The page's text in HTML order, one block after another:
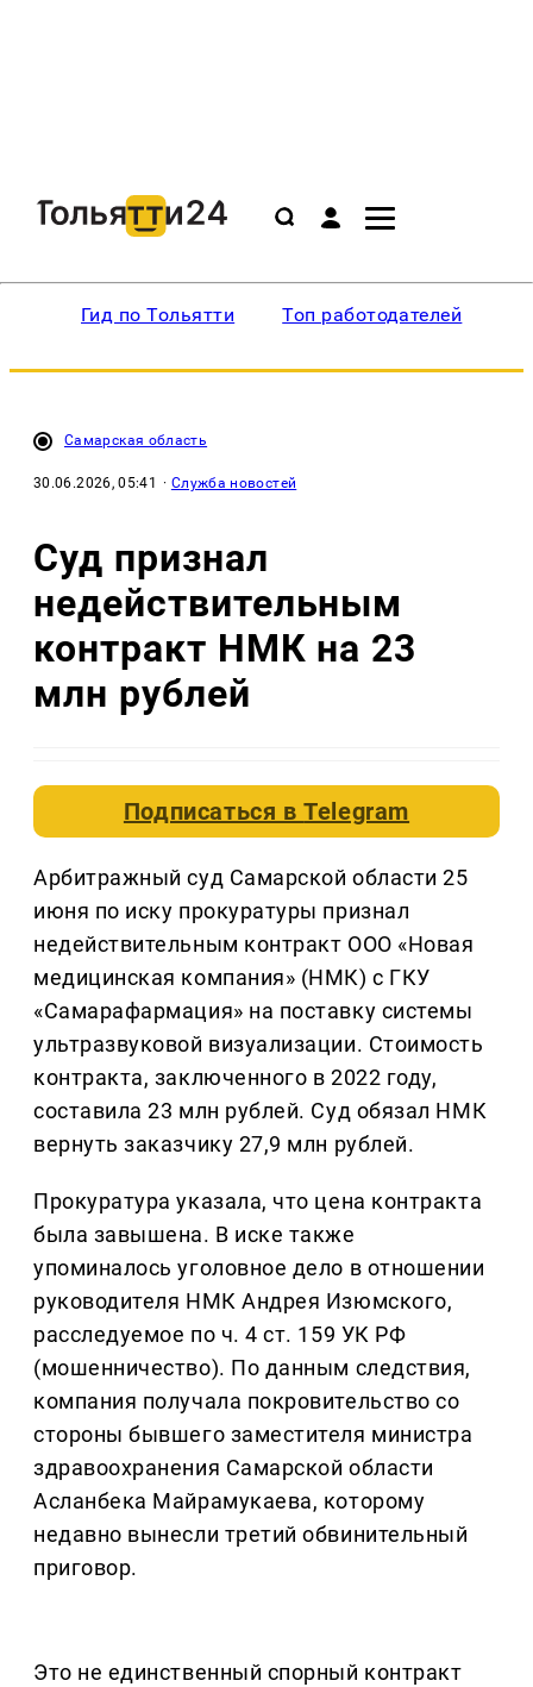
Гид по Тольятти Топ работодателей
Самарская область
30.06.2026, 05:41 · Служба новостей
Суд признал
недействительным
контракт НМК на 23
млн рублей
Подписаться вTelegram
Арбитражный суд Самарской области 25
июня по иску прокуратуры признал
недействительным контракт ООО «Новая
медицинская компания» (НМК) с ГКУ
«Самарафармация» на поставку системы
ультразвуковой визуализации. Стоимость
контракта, заключенного в 2022 году,
составила 23 млн рублей. Суд обязал НМК
вернуть заказчику 27,9 млн рублей.
Прокуратура указала, что цена контракта
была завышена. В иске также
упоминалось уголовное дело в отношении
руководителя НМК Андрея Изюмского,
расследуемое по ч. 4 ст. 159 УК РФ
(мошенничество). По данным следствия,
компания получала покровительство со
стороны бывшего заместителя министра
здравоохранения Самарской области
Асланбека Майрамукаева, которому
недавно вынесли третий обвинительный
приговор.
Это не единственный спорный контракт